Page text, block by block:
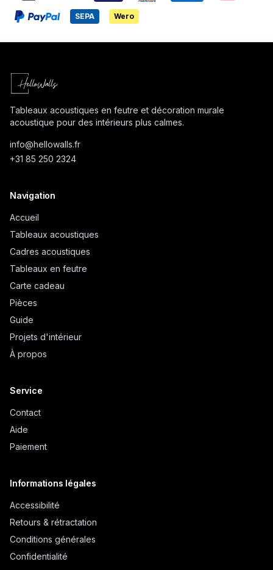
SEPA Wero
Tableaux acoustiques en feutre et décoration murale
acoustique pour des intérieurs plus calmes.
info@hellowalls.fr
+31 85 250 2324
Navigation
Accueil
Tableaux acoustiques
Cadres acoustiques
Tableaux en feutre
Carte cadeau
Pièces
Guide
Projets d'intérieur
À propos
Service
Contact
Aide
Paiement
Informations légales
Accessibilité
Retours & rétractation
Conditions générales
Confidentialité